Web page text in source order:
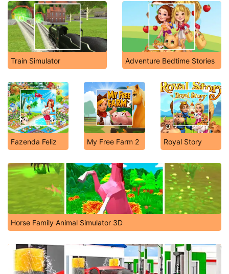
Train Simulator Adventure Bedtime Stories
Fazenda Feliz My Free Farm 2 Royal Story
Horse Family Animal Simulator 3D